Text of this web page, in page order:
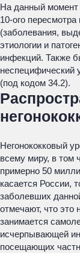
На данный
10-ого
(заболевания,
этиологии и
инфекций. Также
неспецифический
(под кодом 34.2).
Негонококковый
всему миру, в том
примерно 50
касается России,
заболевших
отмечают, что это
занимается
исчерпывающей
посещающих